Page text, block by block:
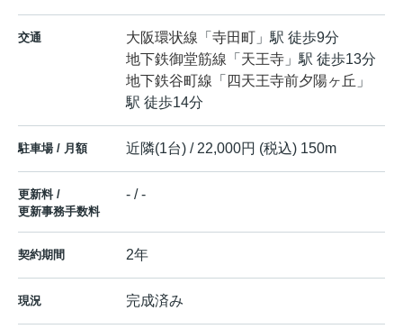
交通 大阪環状線 「 寺田町 」駅 徒歩9分
地下鉄御堂筋線 「 天王寺 」駅 徒歩13分
地下鉄谷町線 「 四天王寺前夕陽ヶ丘 」
駅 徒歩14分
駐車場 / 月額 近隣(1台) / 22,000円 (税込) 150m
更新料 /
更新事務手数料
- / -
契約期間 2年
現況 完成済み